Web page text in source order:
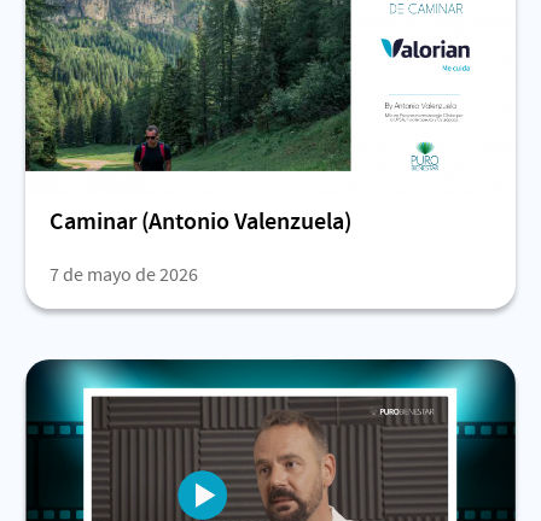
Caminar (Antonio Valenzuela)
7 de mayo de 2026